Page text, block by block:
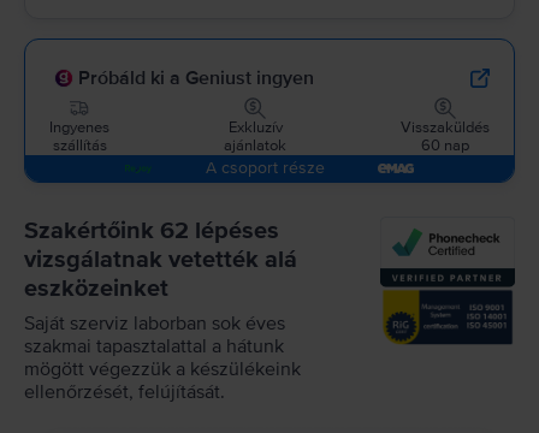
Próbáld ki a Geniust ingyen
Ingyenes
szállítás
Exkluzív
ajánlatok
Visszaküldés
60 nap
A csoport része
Szakértőink 62 lépéses
vizsgálatnak vetették alá
eszközeinket
Saját szerviz laborban sok éves
szakmai tapasztalattal a hátunk
mögött végezzük a készülékeink
ellenőrzését, felújítását.